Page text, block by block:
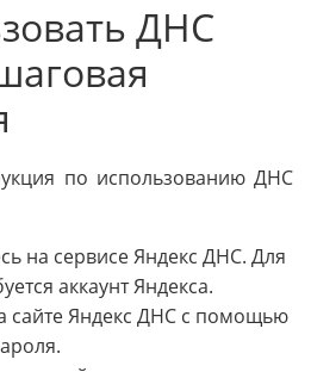
ДНС
по использованию ДНС
на сервисе Яндекс ДНС. Для
аккаунт Яндекса.
сайте Яндекс ДНС с помощью